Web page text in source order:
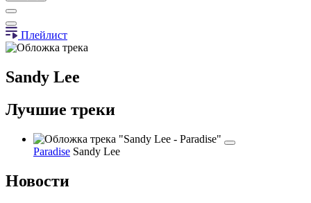
Плейлист
Sandy Lee
Лучшие треки
Paradise Sandy Lee
Новости